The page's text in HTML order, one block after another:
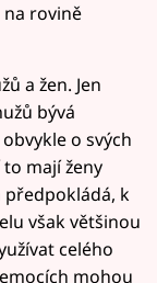
na rovině
a žen. Jen
bývá
o svých
mají ženy
předpokládá, k
však většinou
celého
mohou